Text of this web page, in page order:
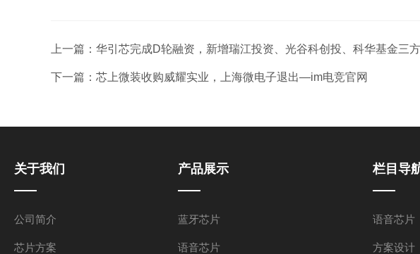
上一篇： 华引芯完成D轮融资，新增瑞江投资、光谷科创投、科华基金三
下一篇： 芯上微装收购威耀实业，上海微电子退出—im电竞官网
关于我们
公司简介
芯片方案
产品展示
蓝牙芯片
语音芯片
栏目导
语音芯片
方案设计